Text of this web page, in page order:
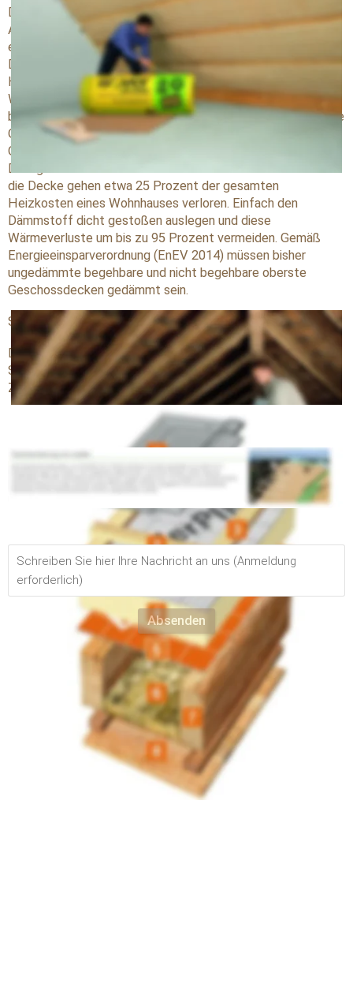
Das Dach steht im Fokus jeder energetischen
Altbausanierung, denn hier geht viel Wärme verloren. Eine
einfache und kostengünstige Dämmmaßnahme ist das
Dämmen der obersten Geschossdecke. Das spart nicht nur
Heizenergie, sondern verbessert auch den sommerlichen
Wärmeschutz. Außerdem erhöht sich durch die nicht
brennbaren Materialien zudem der Brandschutz, und auch die
Geräuschbelastung wird hörbar reduziert. Die oberste
Geschossdecke zu dämmen ist für alle interessant, die ihr
Dachgeschoss nicht als Wohnraum nutzen. Denn allein über
die Decke gehen etwa 25 Prozent der gesamten
Heizkosten eines Wohnhauses verloren. Einfach den
Dämmstoff dicht gestoßen auslegen und diese
Wärmeverluste um bis zu 95 Prozent vermeiden. Gemäß
Energieeinsparverordnung (EnEV 2014) müssen bisher
ungedämmte begehbare und nicht begehbare oberste
Geschossdecken gedämmt sein.
Sanierung mit Aufsparrendämmung mit BauderPIR SF.
Dachkonstruktion mit vorhandener Innenverkleidung,
Sanierung von außen mit BauerPIR SF. Die vorhandene
Zwischensparrendämmung bleibt.
Dachsanierung von außen mit dem System der Firma
Sprechen Sie mit uns. Wir planen und realisieren Ihren
09643 1674
info@holzbau-vogl.de
Absenden